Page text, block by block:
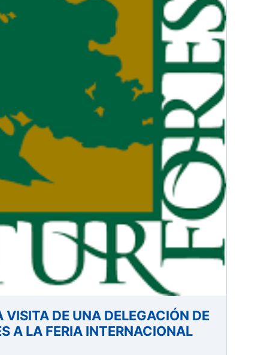
DE UNA DELEGACIÓN DE
A LA FERIA INTERNACIONAL